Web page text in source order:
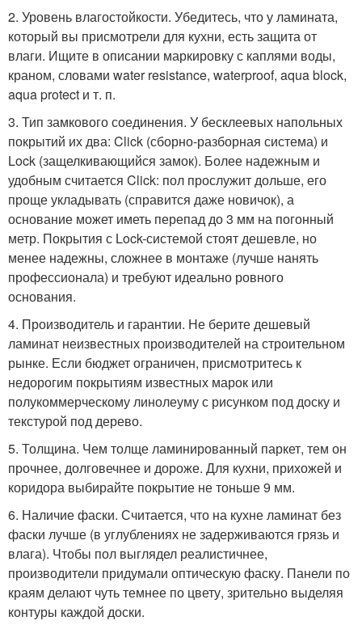
2. Уровень влагостойкости. Убедитесь, что у ламината,
который вы присмотрели для кухни, есть защита от
влаги. Ищите в описании маркировку с каплями воды,
краном, словами water resistance, waterproof, aqua block,
aqua protect и т. п.
3. Тип замкового соединения. У бесклеевых напольных
покрытий их два: Click (сборно-разборная система) и
Lock (защелкивающийся замок). Более надежным и
удобным считается Click: пол прослужит дольше, его
проще укладывать (справится даже новичок), а
основание может иметь перепад до 3 мм на погонный
метр. Покрытия с Lock-системой стоят дешевле, но
менее надежны, сложнее в монтаже (лучше нанять
профессионала) и требуют идеально ровного
основания.
4. Производитель и гарантии. Не берите дешевый
ламинат неизвестных производителей на строительном
рынке. Если бюджет ограничен, присмотритесь к
недорогим покрытиям известных марок или
полукоммерческому линолеуму с рисунком под доску и
текстурой под дерево.
5. Толщина. Чем толще ламинированный паркет, тем он
прочнее, долговечнее и дороже. Для кухни, прихожей и
коридора выбирайте покрытие не тоньше 9 мм.
6. Наличие фаски. Считается, что на кухне ламинат без
фаски лучше (в углублениях не задерживаются грязь и
влага). Чтобы пол выглядел реалистичнее,
производители придумали оптическую фаску. Панели по
краям делают чуть темнее по цвету, зрительно выделяя
контуры каждой доски.